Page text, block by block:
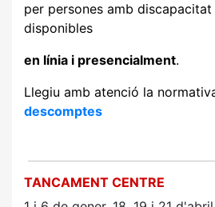
per persones amb discapacitat
disponibles
en línia i presencialment.
Llegiu amb atenció la
descomptes
TANCAMENT CENTRE